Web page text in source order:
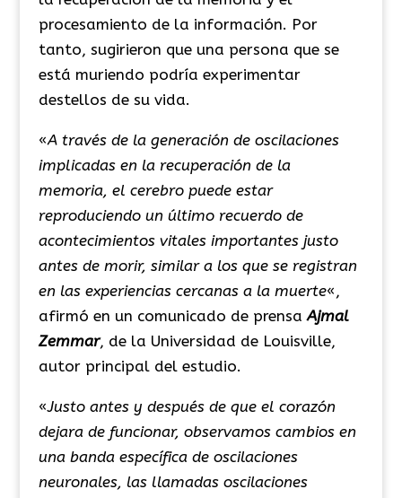
procesamiento de la información. Por
tanto, sugirieron que una persona que se
está muriendo podría experimentar
destellos de su vida.
«A través de la generación de oscilaciones
implicadas en la recuperación de la
memoria, el cerebro puede estar
reproduciendo un último recuerdo de
acontecimientos vitales importantes justo
antes de morir, similar a los que se registran
en las experiencias cercanas a la muerte«,
afirmó en un comunicado de prensaAjmal
Zemmar, de la Universidad de Louisville,
autor principal del estudio.
«Justo antes y después de que el corazón
dejara de funcionar, observamos cambios en
una banda específica de oscilaciones
neuronales, las llamadas oscilaciones